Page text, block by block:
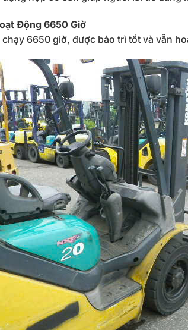
Động 6650 Giờ
chạy 6650 giờ, được bảo trì tốt và vẫn